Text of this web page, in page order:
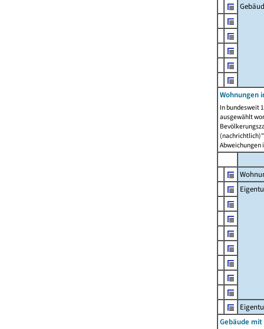
Wohnungen
In bundesweit
ausgewählt
Abweichungen
Gebäude